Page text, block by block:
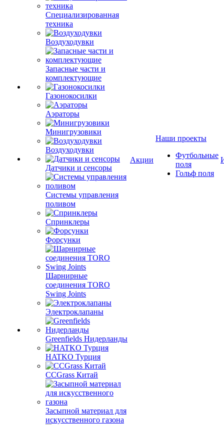
Специализированная
техника
Воздуходувки
Запасные части и
комплектующие
Газонокосилки
Аэраторы
Минигрузовики
Воздуходувки
Датчики и сенсоры
Системы управления
поливом
Спринклеры
Форсунки
Шарнирные
соединения TORO
Swing Joints
Электроклапаны
Greenfields Нидерланды
HATKO Турция
CCGrass Китай
Засыпной материал для
искусственного газона
Акции
Наши проекты
Футбольные
поля
Гольф поля